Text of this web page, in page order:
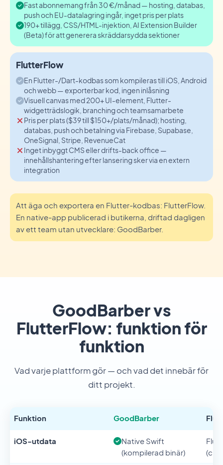
Fast abonnemang från 30 €/månad — hosting, databas,
push och EU-datalagring ingår, inget pris per plats
190+ tillägg, CSS/HTML-injektion, AI Extension Builder
(Beta) för att generera skräddarsydda sektioner
FlutterFlow
En Flutter-/Dart-kodbas som kompileras till iOS, Android
och webb — exporterbar kod, ingen inlåsning
Visuell canvas med 200+ UI-element, Flutter-
widgetträdslogik, branching och teamsamarbete
Pris per plats ($39 till $150+/plats/månad); hosting,
databas, push och betalning via Firebase, Supabase,
OneSignal, Stripe, RevenueCat
Inget inbyggt CMS eller drifts-back office —
innehållshantering efter lansering sker via en extern
integration
Att äga och exportera en Flutter-kodbas: FlutterFlow.
En native-app publicerad i butikerna, driftad dagligen
av ett team utan utvecklare: GoodBarber.
GoodBarber vs
FlutterFlow: funktion för
funktion
Vad varje plattform gör — och vad det innebär för
ditt projekt.
Funktion GoodBarber
iOS-utdata
Native Swift
(kompilerad binär)